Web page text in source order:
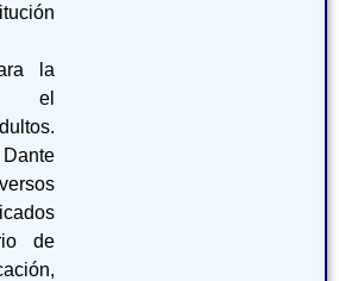
la
el
Dante
de